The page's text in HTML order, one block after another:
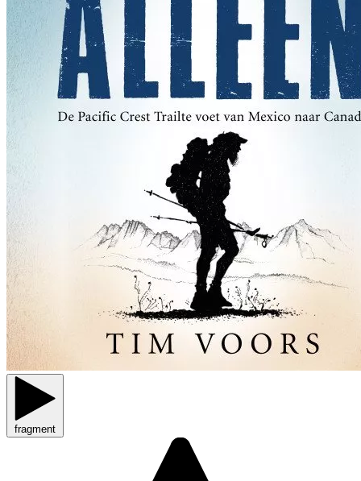
fragment